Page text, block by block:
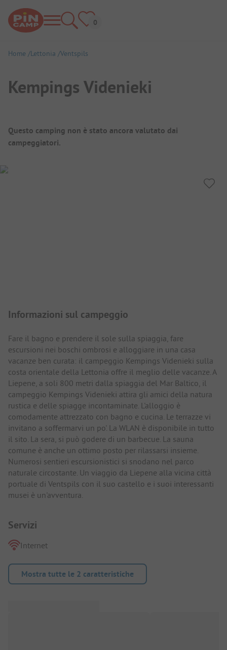
Home Lettonia Ventspils
Kempings Videnieki
Panoramica del campeggio
Questo camping non è stato ancora valutato dai
campeggiatori.
Informazioni sul campeggio
Fare il bagno e prendere il sole sulla spiaggia, fare
escursioni nei boschi ombrosi e alloggiare in una casa
vacanze ben curata: il campeggio Kempings Videnieki sulla
costa orientale della Lettonia offre il meglio delle vacanze. A
Liepene, a soli 800 metri dalla spiaggia del Mar Baltico, il
campeggio Kempings Videnieki attira gli amici della natura
rustica e delle spiagge incontaminate. L'alloggio è
comodamente attrezzato con bagno e cucina. Le terrazze vi
invitano a soffermarvi un po'. La WLAN è disponibile in tutto
il sito. La sera, si può godere di un barbecue. La sauna
comune è anche un ottimo posto per rilassarsi insieme.
Numerosi sentieri escursionistici si snodano nel parco
naturale circostante. Un viaggio da Liepene alla vicina città
portuale di Ventspils con il suo castello e i suoi interessanti
musei è un'avventura.
Servizi
Internet
Mostra tutte le 2 caratteristiche